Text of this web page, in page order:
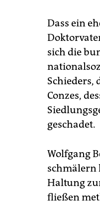
Dass ein
sich die
Schieders,
Conzes,
geschadet.
Wolfgang
schmälern
Haltung
fließen